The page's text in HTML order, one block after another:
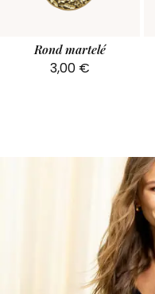
Rond martelé
3,00 €